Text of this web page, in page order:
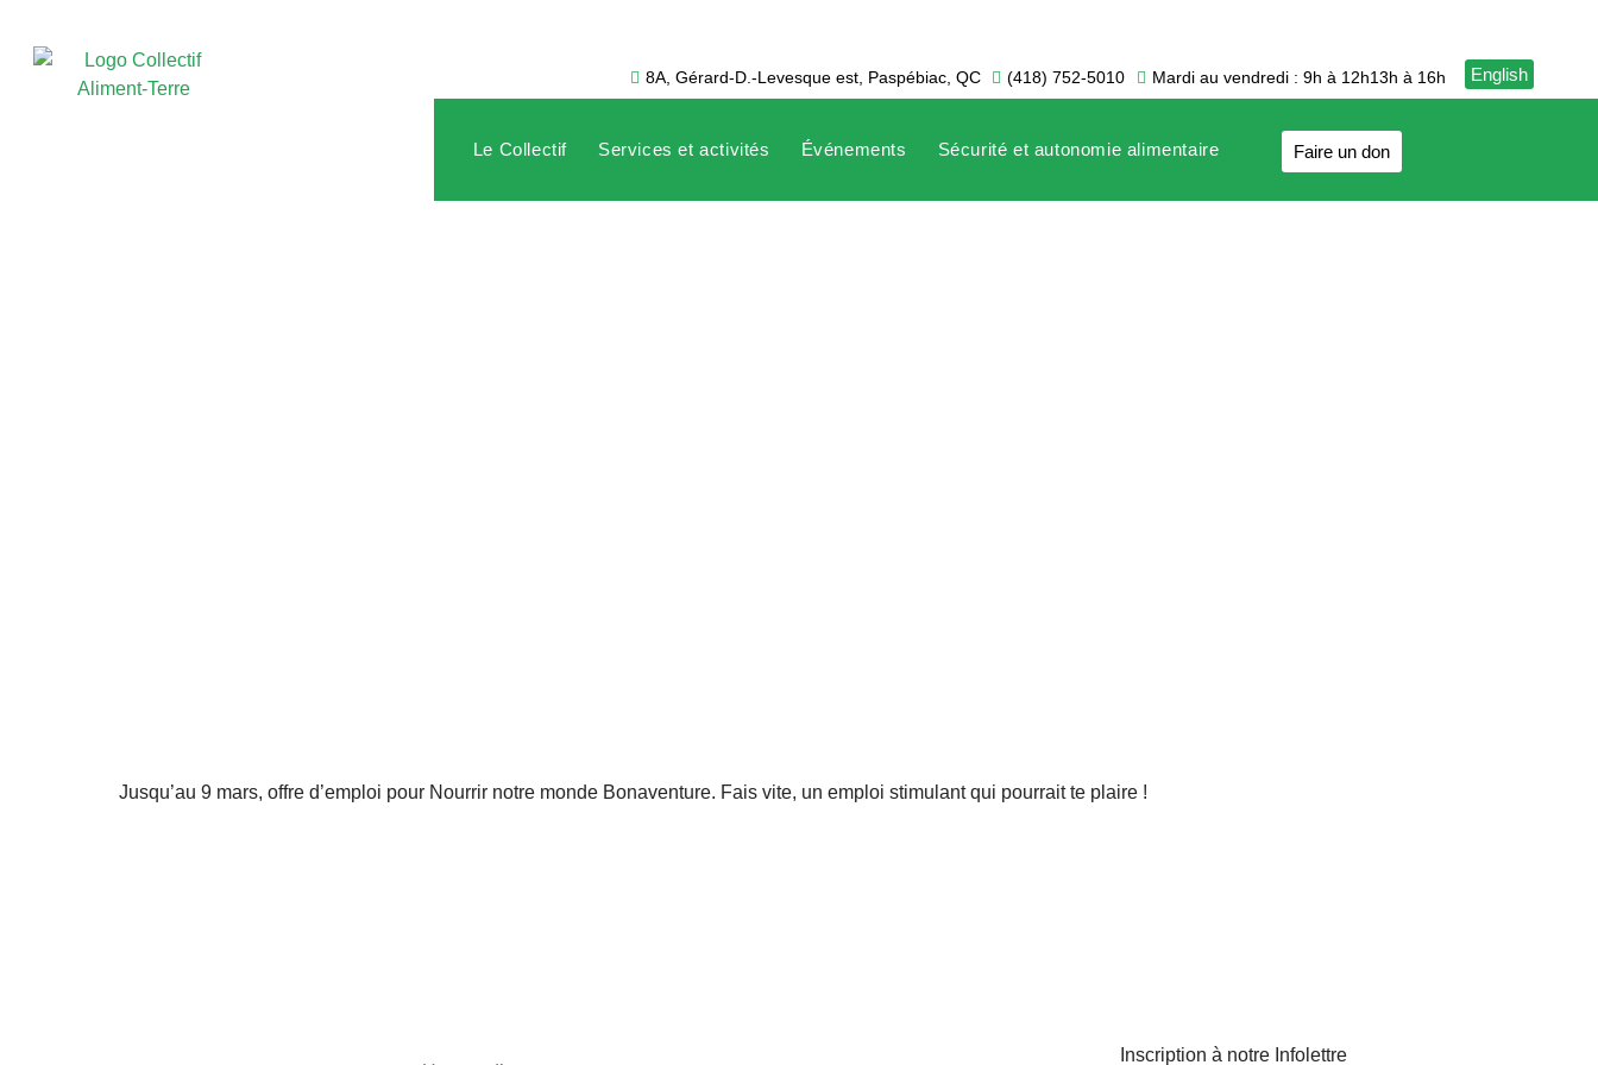
8A, Gérard-D.-Levesque est, Paspébiac, QC (418) 752-5010 Mardi au vendredi : 9h à 12h13h à 16h English
Le Collectif Services et activités Événements Sécurité et autonomie alimentaire Faire un don
Jusqu’au 9 mars, offre d’emploi pour Nourrir notre monde Bonaventure. Fais vite, un emploi stimulant qui pourrait te plaire !
Inscription à notre Infolettre